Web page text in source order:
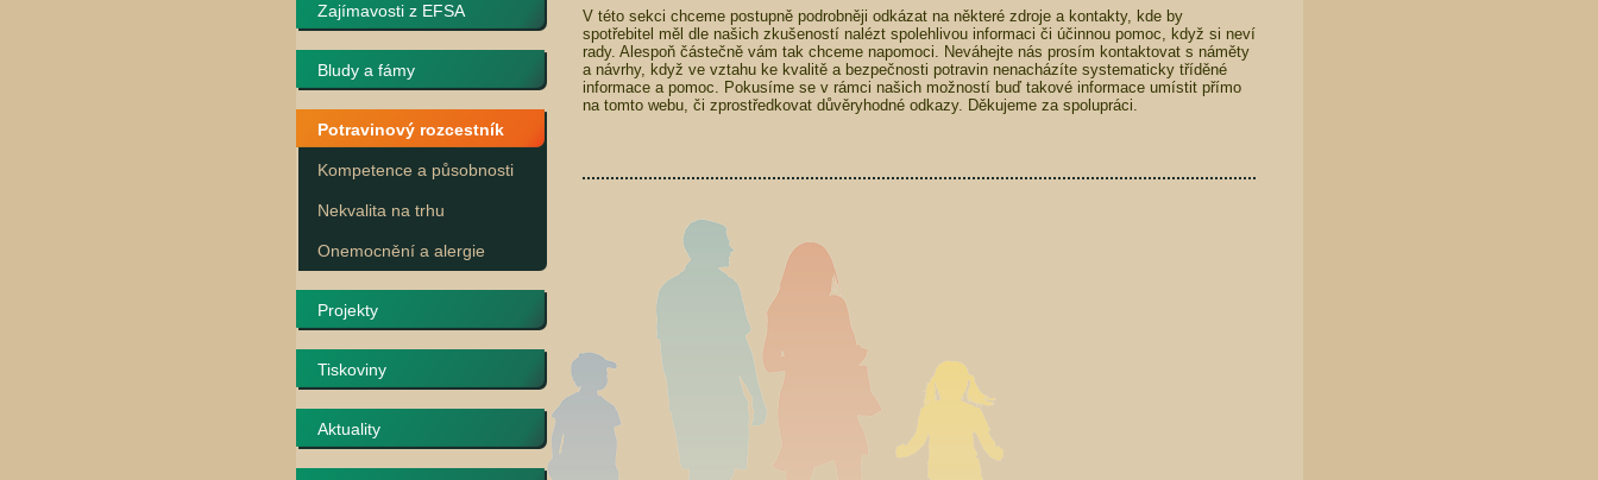
Zajímavosti z EFSA
Bludy a fámy
Potravinový rozcestník
Kompetence a působnosti
Nekvalita na trhu
Onemocnění a alergie
Projekty
Tiskoviny
Aktuality
V této sekci chceme postupně podrobněji odkázat na některé zdroje a kontakty, kde by
spotřebitel měl dle našich zkušeností nalézt spolehlivou informaci či účinnou pomoc, když si neví
rady. Alespoň částečně vám tak chceme napomoci. Neváhejte nás prosím kontaktovat s náměty
a návrhy, když ve vztahu ke kvalitě a bezpečnosti potravin nenacházíte systematicky tříděné
informace a pomoc. Pokusíme se v rámci našich možností buď takové informace umístit přímo
na tomto webu, či zprostředkovat důvěryhodné odkazy. Děkujeme za spolupráci.